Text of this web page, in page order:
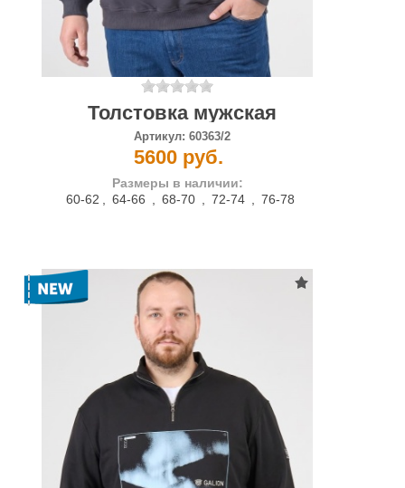
Толстовка мужская
Артикул: 60363/2
5600 руб.
Размеры в наличии:
60-62 , 64-66 , 68-70 , 72-74 , 76-78